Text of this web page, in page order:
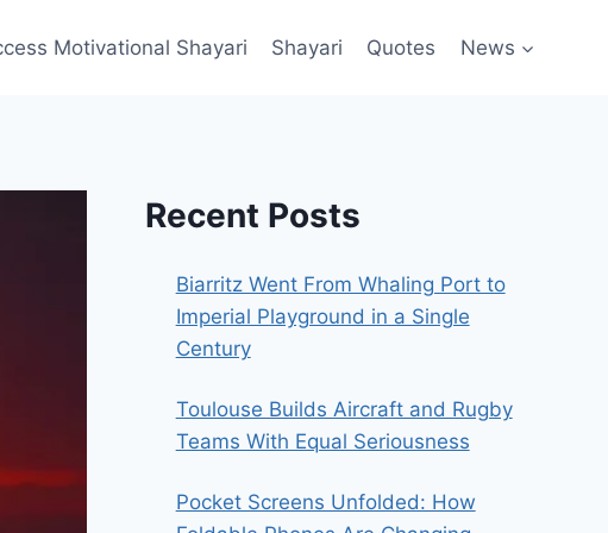
Motivational Shayari​ Shayari Quotes News
Recent Posts
Biarritz Went From Whaling Port to
Imperial Playground in a Single
Century
Toulouse Builds Aircraft and Rugby
Teams With Equal Seriousness
Pocket Screens Unfolded: How